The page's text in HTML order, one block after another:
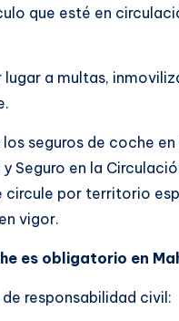
que esté en
a multas,
seguros de coche
y Seguro en la
por territorio
vigor.
es obligatorio en
responsabilidad civil: